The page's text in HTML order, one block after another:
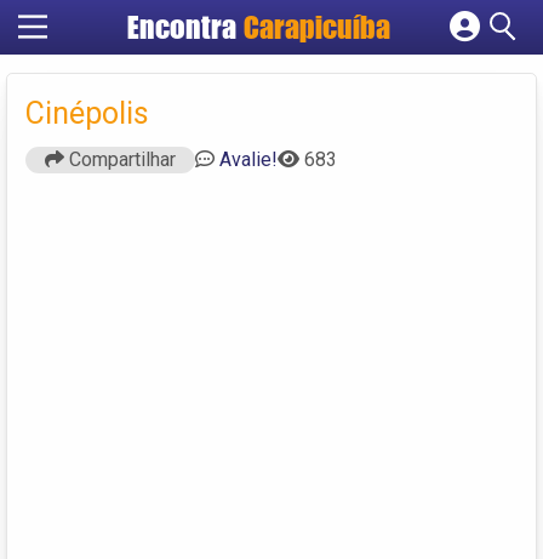
EncontraCarapicuíba
Cadastrar empresa
Cinépolis
Compartilhar Avalie! 683